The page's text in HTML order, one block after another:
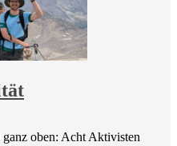
oben: Acht Aktivisten